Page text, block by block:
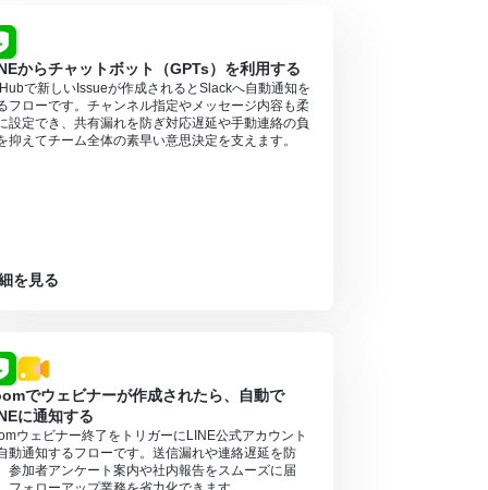
からチャットボット（GPTs）を利用する
で新しいIssueが作成されるとSlackへ自動通知を
フローです。チャンネル指定やメッセージ内容も柔
設定でき、共有漏れを防ぎ対応遅延や手動連絡の負
抑えてチーム全体の素早い意思決定を支えます。
を見る
でウェビナーが作成されたら、自動で
に通知する
ウェビナー終了をトリガーにLINE公式アカウント
動通知するフローです。送信漏れや連絡遅延を防
参加者アンケート案内や社内報告をスムーズに届